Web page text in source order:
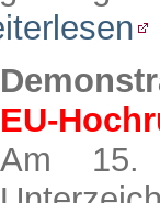
EU-
Am